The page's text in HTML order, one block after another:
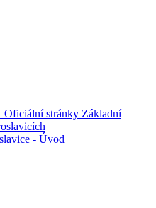
Oficiální stránky Základní
- Úvod